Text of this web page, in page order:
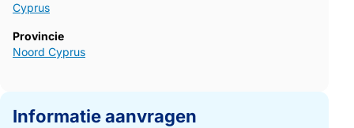
Cyprus
Provincie
Noord Cyprus
Informatie aanvragen